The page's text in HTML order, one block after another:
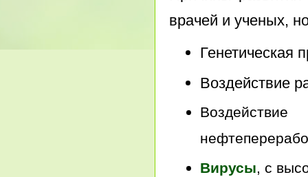
врачей и ученых,
Генетическая
Воздействие
Вирусы, с